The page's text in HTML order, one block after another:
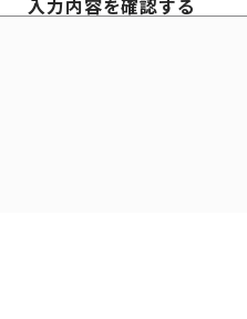
入力内容を確認する